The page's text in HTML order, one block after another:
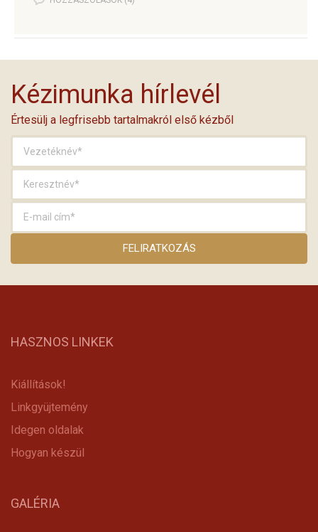
Kézimunka hírlevél
Értesülj a legfrisebb tartalmakról első kézből
HASZNOS LINKEK
Kiállítások!
Linkgyüjtemény
Idegen oldalak
Hogyan készül
GALÉRIA